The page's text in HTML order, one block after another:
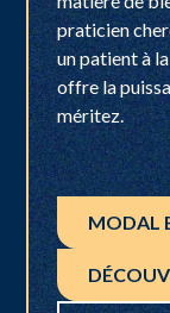
praticien
un patient à
offre la
méritez.
MODAL